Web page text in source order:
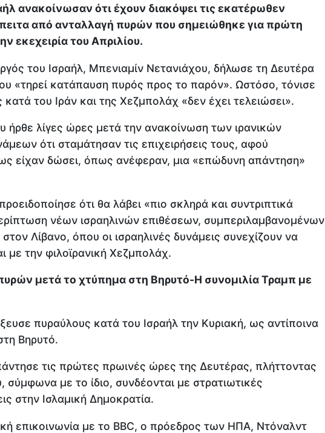
ανακοίνωσαν ότι έχουν διακόψει τις εκατέρωθεν
από ανταλλαγή πυρών που σημειώθηκε για πρώτη
εκεχειρία του Απριλίου.
του Ισραήλ, Μπενιαμίν Νετανιάχου, δήλωσε τη Δευτέρα
«τηρεί κατάπαυση πυρός προς το παρόν». Ωστόσο, τόνισε
του Ιράν και της Χεζμπολάχ «δεν έχει τελειώσει».
ήρθε λίγες ώρες μετά την ανακοίνωση των ιρανικών
ότι σταμάτησαν τις επιχειρήσεις τους, αφού
είχαν δώσει, όπως ανέφεραν, μια «επώδυνη απάντηση»
ότι θα λάβει «πιο σκληρά και συντριπτικά
νέων ισραηλινών επιθέσεων, συμπεριλαμβανομένων
Λίβανο, όπου οι ισραηλινές δυνάμεις συνεχίζουν να
με την φιλοϊρανική Χεζμπολάχ.
μετά το χτύπημα στη Βηρυτό-Η συνομιλία Τραμπ με
πυραύλους κατά του Ισραήλ την Κυριακή, ως αντίποινα
Βηρυτό.
τις πρώτες πρωινές ώρες της Δευτέρας, πλήττοντας
σύμφωνα με το ίδιο, συνδέονται με στρατιωτικές
στην Ισλαμική Δημοκρατία.
επικοινωνία με το BBC, ο πρόεδρος των ΗΠΑ, Ντόναλντ